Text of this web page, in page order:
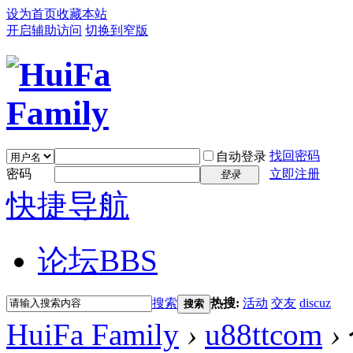
设为首页收藏本站
开启辅助访问 切换到窄版
自动登录 找回密码
密码
登录 立即注册
快捷导航
论坛BBS
搜索 搜索 热搜: 活动 交友 discuz
HuiFa Family › u88ttcom ›